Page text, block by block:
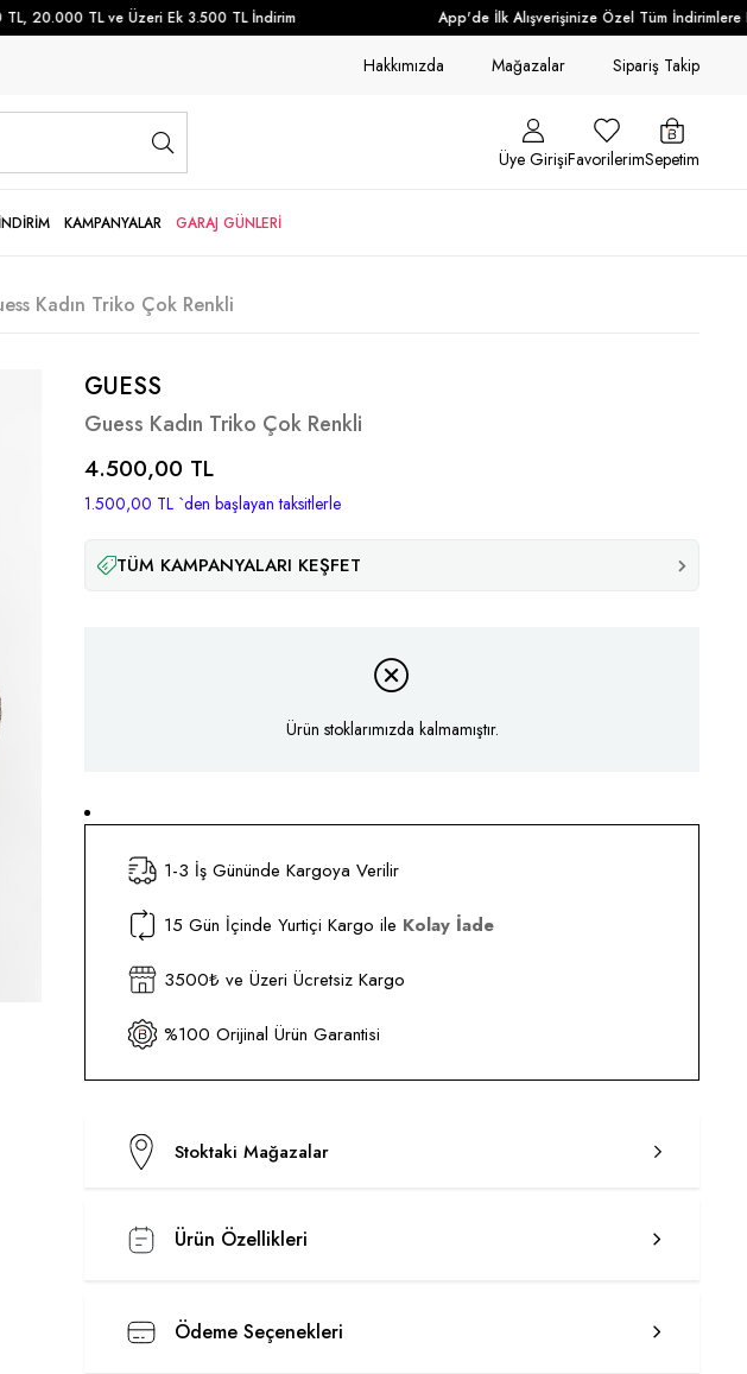
20.000 TL ve Üzeri Ek 3.500 TL İndirim App'de İlk Alışverişinize Özel Tüm İndirimlere
Hakkımızda Mağazalar Sipariş Takip
Üye GirişiFavorilerimSepetim
İNDİRİM KAMPANYALAR GARAJ GÜNLERİ
Kadın Triko Çok Renkli
GUESS
Guess Kadın Triko Çok Renkli
4.500,00 TL
1.500,00 TL `den başlayan taksitlerle
TÜM KAMPANYALARI KEŞFET
Ürün stoklarımızda kalmamıştır.
1-3 İş Gününde Kargoya Verilir
15 Gün İçinde Yurtiçi Kargo ile Kolay İade
3500₺ ve Üzeri Ücretsiz Kargo
%100 Orijinal Ürün Garantisi
Stoktaki Mağazalar
Ürün Özellikleri
Ödeme Seçenekleri